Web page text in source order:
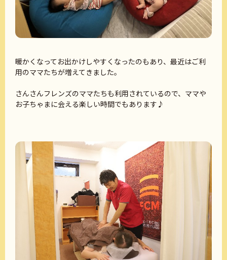
暖かくなってお出かけしやすくなったのもあり、最近はご利
用のママたちが増えてきました。
さんさんフレンズのママたちも利用されているので、ママや
お子ちゃまに会える楽しい時間でもあります♪